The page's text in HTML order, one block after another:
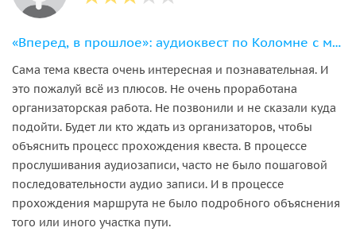
«Вперед, в прошлое»: аудиоквест по Коломне с мистическим финалом
Сама тема квеста очень интересная и познавательная. И
это пожалуй всё из плюсов. Не очень проработана
организаторская работа. Не позвонили и не сказали куда
подойти. Будет ли кто ждать из организаторов, чтобы
объяснить процесс прохождения квеста. В процессе
прослушивания аудиозаписи, часто не было пошаговой
последовательности аудио записи. И в процессе
прохождения маршрута не было подробного объяснения
того или иного участка пути.